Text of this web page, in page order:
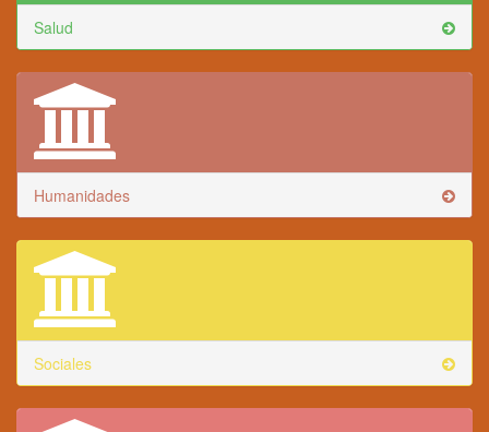
Salud
Humanidades
Sociales